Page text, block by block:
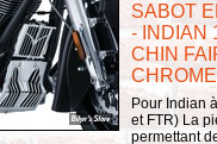
SABOT
- INDIAN
CHIN
Pour Indian
et FTR) La
permettant